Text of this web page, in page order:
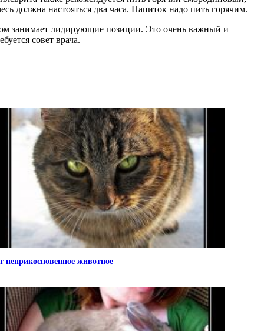
должна настояться два часа. Напиток надо пить горячим.
занимает лидирующие позиции. Это очень важный и
совет врача.
неприкосновенное животное